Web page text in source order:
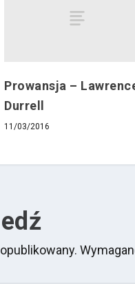
Prowansja –
Durrell
11/03/2016